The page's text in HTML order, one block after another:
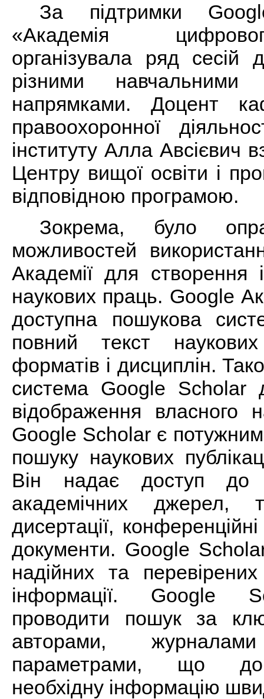
За підтримки
«Академія
організувала ряд сесій
різними
напрямками. Доцент
правоохоронної
інституту Алла Авсієвич
Центру вищої освіти і
відповідною програмою.
Зокрема, було
можливостей
Академії для створення
наукових праць. Google
доступна пошукова
повний текст наукових
форматів і дисциплін.
система Google Scholar
відображення власного
Google Scholar є
пошуку наукових
Він надає доступ до
академічних джерел,
дисертації,
документи. Google
надійних та
інформації. Google
проводити пошук за
авторами,
параметрами, що
необхідну інформацію